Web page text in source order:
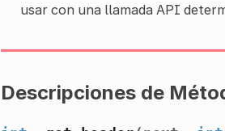
usar con una llamada API
Descripciones de